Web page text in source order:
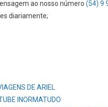
ao nosso número (54) 9
diariamente;
DE ARIEL
INORMATUDO